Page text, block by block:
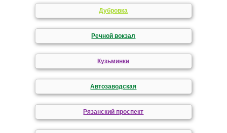
Дубровка
Речной вокзал
Кузьминки
Автозаводская
Рязанский проспект